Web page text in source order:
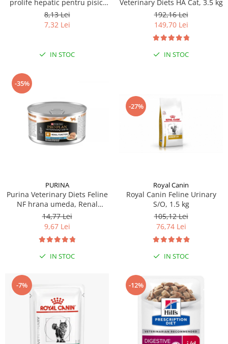
prolife hepatic pentru pisici
plic 1x85g
8,13 Lei
7,32 Lei
IN STOC
Veterinary Diets HA Cat, 3.5 kg
192,16 Lei
149,70 Lei
IN STOC
-35%
PURINA
Purina Veterinary Diets Feline
NF hrana umeda, Renal
Function, 195 g
14,77 Lei
9,67 Lei
IN STOC
-27%
Royal Canin
Royal Canin Feline Urinary
S/O, 1.5 kg
105,12 Lei
76,74 Lei
IN STOC
-7% -12%